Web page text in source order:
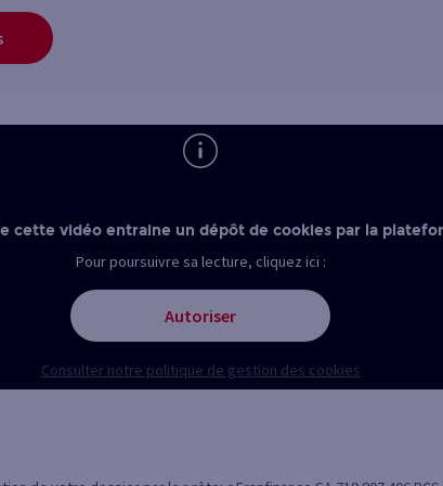
cette vidéo entraine un dépôt de cookies par la
Pour poursuivre sa lecture, cliquez ici :
Autoriser
Consulter notre politique de gestion des cookies